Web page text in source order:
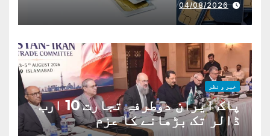
04/08/2026
خبر و نظر
پاک ایران دوطرفہ تجارت 10 ارب
ڈالر تک بڑھانے کا عزم